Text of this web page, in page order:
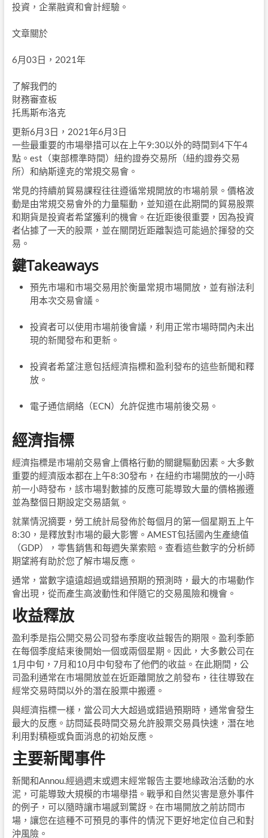
投資，企業融資和會計經驗。
文章關於
6月03日，2021年
了解我們的
財務審查板
托馬斯布洛克
更新6月3日，2021年6月3日
一些最重要的市場舉措可以在上午9:30以外的時間到4下午4
點。est（東部標準時間）紐約證券交易所（紐約證券交易
所）和納斯達克的常規交易會。
常見的持續前貿易課程往往遵循常規開放的市場前景。價格波
動是由常規交易會外的力量驅動，並知道在此期間的貿易股票
和期貨是投資者希望獲利的機會。在近距後很重要，因為投資
者佔據了一天的股票，並在關閉近距離製造可能過於揮發的交
易。
鍵Takeaways
預先市場和市場交易用於衡量常規市場開放，並有辦法利
用本次交易會議。
投資者可以使用市場前後會議，利用正常市場時間內未出
現的新聞發布和更新。
投資者希望注意包括經濟指標和盈利發布的這些新聞和釋
放。
電子通信網絡（ECN）允許促進市場前後交易。
經濟指標
經濟指標是市場前交易會上價格行動的關鍵驅動因素。大多數
重要的經濟版本都在上午8:30發布，在紐約市場開放的一小時
前一小時發布，該市場對數據的反應可能導致大量的價格搬遷
並為整個日期設定交易語氣。
就業情況摘要，勞工統計局發佈於每個月的第一個星期五上午
8:30，是釋放對市場的最大影響。AMEST包括國內生產總值
（GDP），零售銷售和每週失業索賠。查看這些數字的分析師
期望將有助於您了解市場反應。
通常，當數字遠遠超過或錯過預期的預測時，最大的市場動作
會出現，從而產生高波動性和伴隨它的交易風險和機會。
收益釋放
盈利季是指公開交易公司發布季度收益報告的期限。盈利季節
在每個季度結束後開始一個或兩個星期。因此，大多數公司在
1月中旬，7月和10月中旬發布了他們的收益。在此期間，公
司盈利通常在市場開放並在近距離開放之前發布，往往導致在
經常交易時間以外的潛在股票中搬遷。
與經濟指標一樣，當公司大大超過或錯過預期時，通常會發生
最大的反應。訪問延長時間交易允許股票交易員快速，潛在地
利用對積極或負面消息的初始反應。
主要新聞事件
新聞和Annou.經過週末或週末經常報告主要地緣政治活動的水
泥，可能導致大規模的市場舉措。戰爭和自然災害是意外事件
的例子，可以隨時讓市場感到驚訝。在市場開放之前訪問市
場，讓您在這種不可預見的事件的情況下更好地定位自己和對
沖風險。